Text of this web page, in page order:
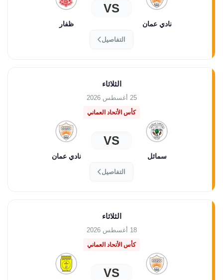
نادي عمان
VS
ظفار
التفاصيل
الثلاثاء
25 أغسطس 2026
كأس الأتحاد العماني
سمائل
VS
نادي عمان
التفاصيل
الثلاثاء
18 أغسطس 2026
كأس الأتحاد العماني
VS